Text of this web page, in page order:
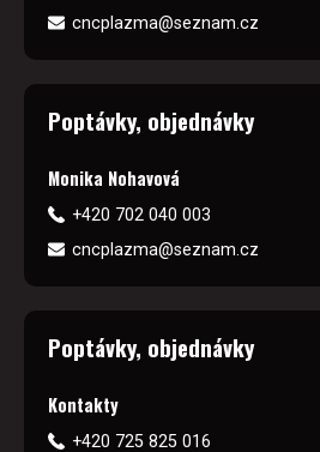
cncplazma@seznam.cz
Poptávky, objednávky
Monika Nohavová
+420 702 040 003
cncplazma@seznam.cz
Poptávky, objednávky
Kontakty
+420 725 825 016